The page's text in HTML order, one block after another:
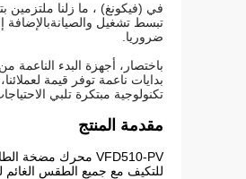
في (فيكونغ) ، ما زلنا ملتزمين
تبسط تشغيل والصيانةبالإضافة
ضروريا.
باختصار، أجهزة البدء
بدايات ناعمة توفر قيمة
تكنولوجية مبتكرة تلبي
مقدمة المنتج
للتكيف مع جميع الطقس الغائم